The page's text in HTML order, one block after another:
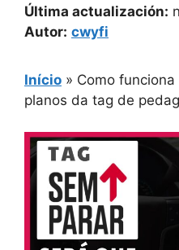
Última actualización:
Autor: cwyfi
Início » Como
planos da tag de